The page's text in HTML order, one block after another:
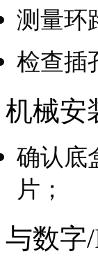
测量环
检查插
机械安
确认底
片；
与数字